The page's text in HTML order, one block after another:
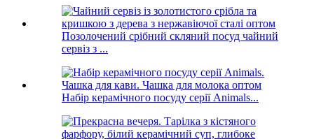
Позолочений срібний скляний посуд чайний
сервіз з ...
Набір керамічного посуду серії Animals...